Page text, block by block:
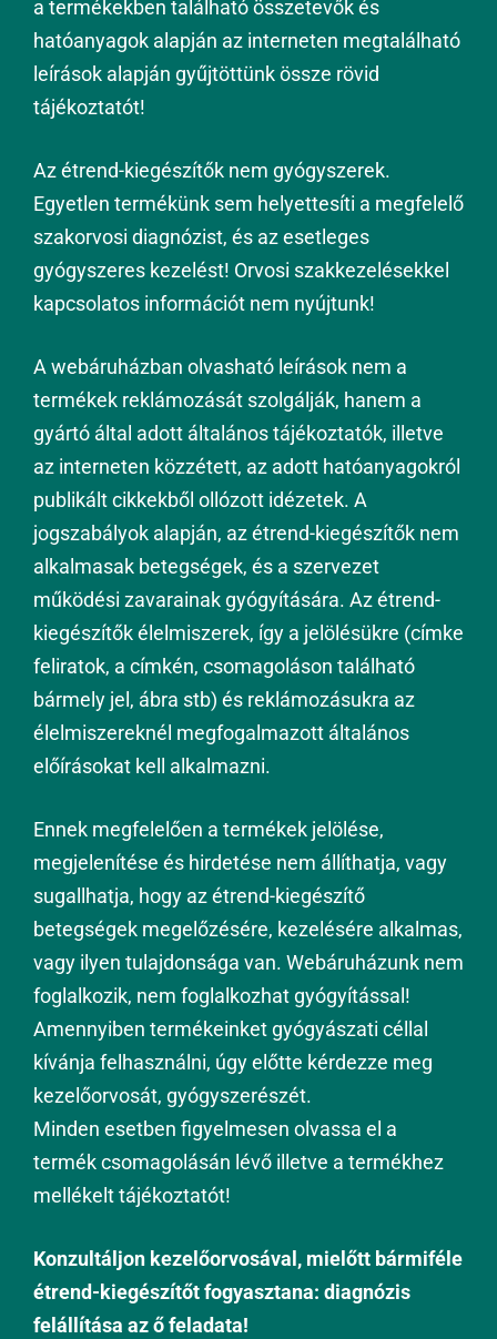
a termékekben található összetevők és
hatóanyagok alapján az interneten megtalálható
leírások alapján gyűjtöttünk össze rövid
tájékoztatót!
Az étrend-kiegészítők nem gyógyszerek.
Egyetlen termékünk sem helyettesíti a megfelelő
szakorvosi diagnózist, és az esetleges
gyógyszeres kezelést! Orvosi szakkezelésekkel
kapcsolatos információt nem nyújtunk!
A webáruházban olvasható leírások nem a
termékek reklámozását szolgálják, hanem a
gyártó által adott általános tájékoztatók, illetve
az interneten közzétett, az adott hatóanyagokról
publikált cikkekből ollózott idézetek. A
jogszabályok alapján, az étrend-kiegészítők nem
alkalmasak betegségek, és a szervezet
működési zavarainak gyógyítására. Az étrend-
kiegészítők élelmiszerek, így a jelölésükre (címke
feliratok, a címkén, csomagoláson található
bármely jel, ábra stb) és reklámozásukra az
élelmiszereknél megfogalmazott általános
előírásokat kell alkalmazni.
Ennek megfelelően a termékek jelölése,
megjelenítése és hirdetése nem állíthatja, vagy
sugallhatja, hogy az étrend-kiegészítő
betegségek megelőzésére, kezelésére alkalmas,
vagy ilyen tulajdonsága van. Webáruházunk nem
foglalkozik, nem foglalkozhat gyógyítással!
Amennyiben termékeinket gyógyászati céllal
kívánja felhasználni, úgy előtte kérdezze meg
kezelőorvosát, gyógyszerészét.
Minden esetben figyelmesen olvassa el a
termék csomagolásán lévő illetve a termékhez
mellékelt tájékoztatót!
Konzultáljon kezelőorvosával, mielőtt bármiféle
étrend-kiegészítőt fogyasztana: diagnózis
felállítása az ő feladata!